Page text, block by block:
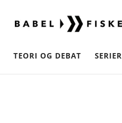
TEORI OG DEBAT SERIER